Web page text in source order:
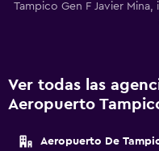
Tampico Gen F Javier
Ver todas las
Aeropuerto
Aeropuerto De